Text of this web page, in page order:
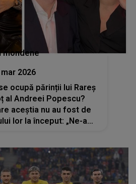
mondene
2026
ocupă părinții lui Rareș
al Andreei Popescu?
aceștia nu au fost de
lor la început: „Ne-am